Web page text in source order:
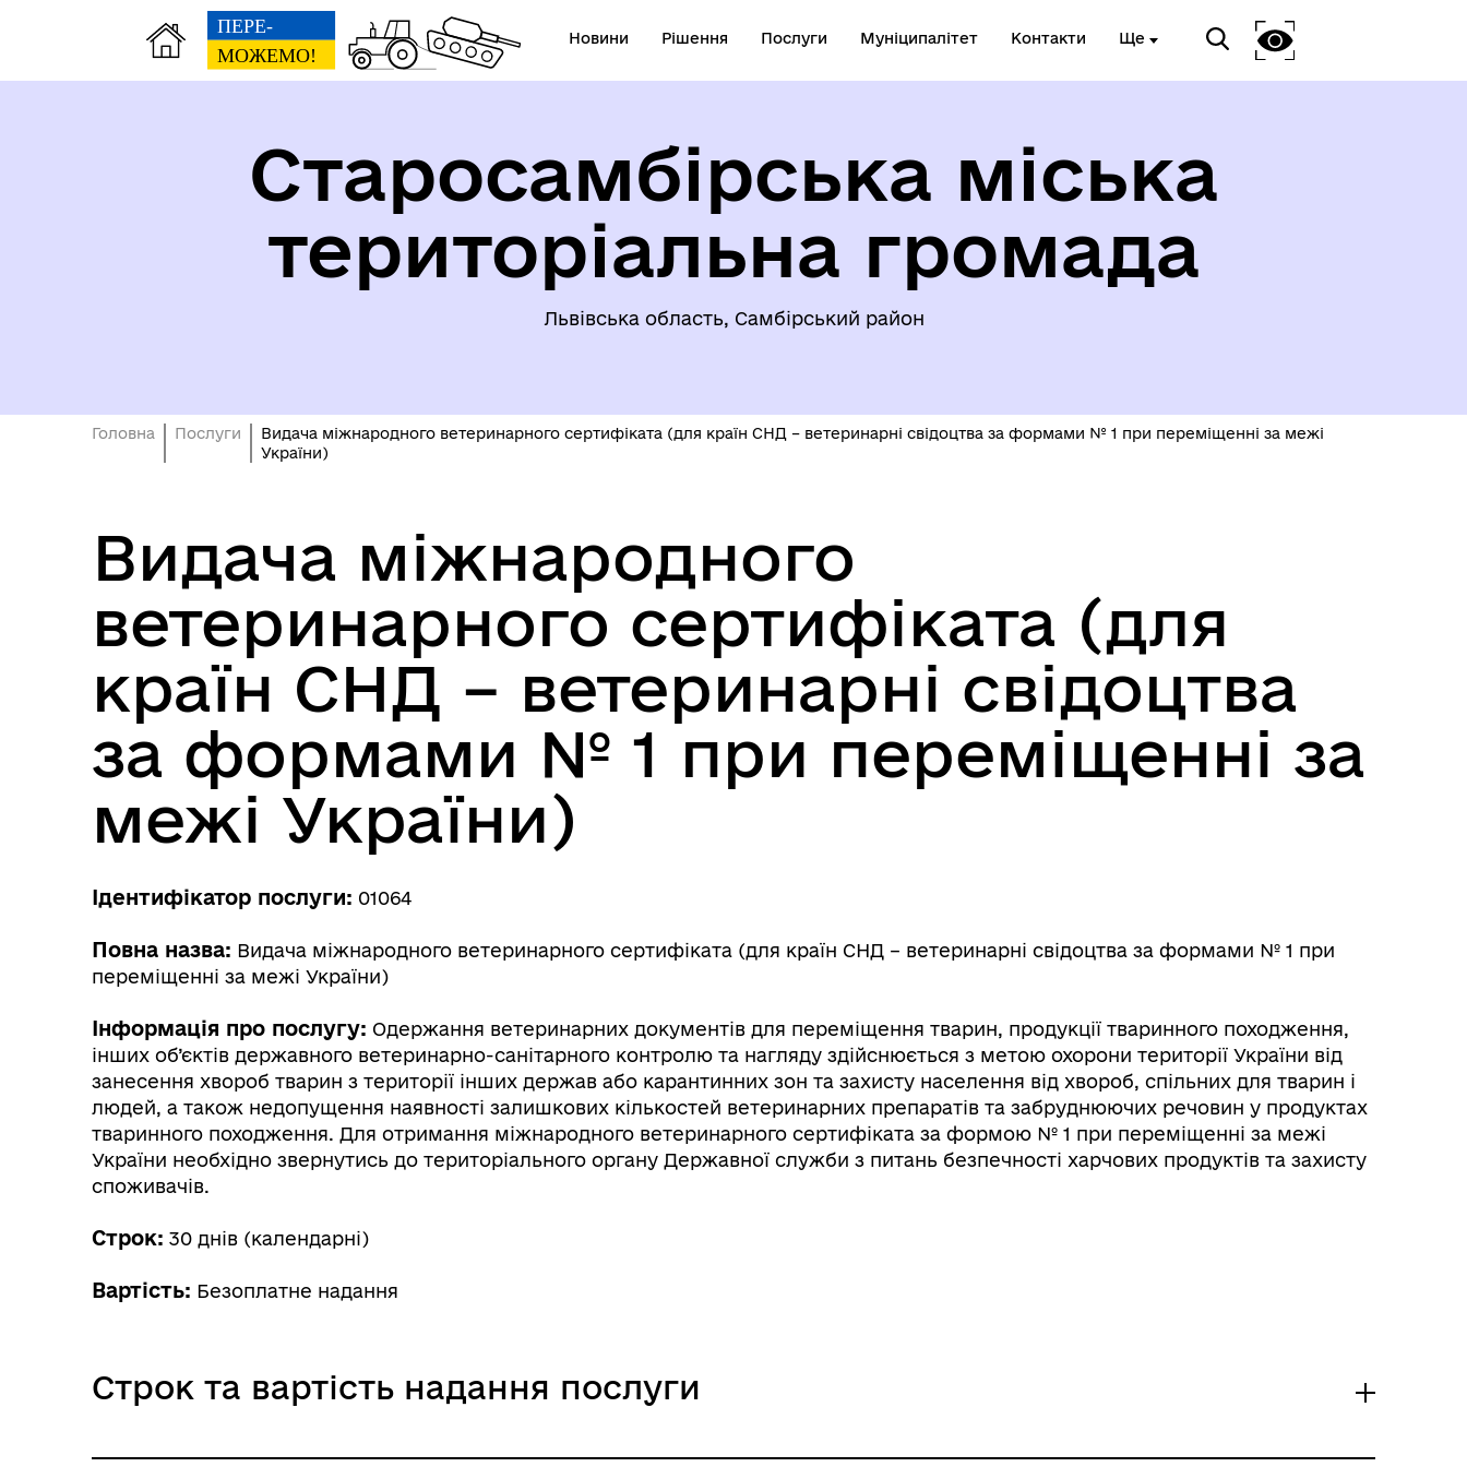
Новини Рішення Послуги Муніципалітет Контакти Ще
Безбар'єрність
Старосамбірська міська
територіальна громада
Львівська область, Самбірський район
Головна Послуги
Видача міжнародного ветеринарного сертифіката (для країн СНД – ветеринарні свідоцтва за формами № 1 при переміщенні за межі
України)
Видача міжнародного
ветеринарного сертифіката (для
країн СНД – ветеринарні свідоцтва
за формами № 1 при переміщенні за
межі України)
Ідентифікатор послуги: 01064
Повна назва: Видача міжнародного ветеринарного сертифіката (для країн СНД – ветеринарні свідоцтва за формами № 1 при
переміщенні за межі України)
Інформація про послугу: Одержання ветеринарних документів для переміщення тварин, продукції тваринного походження,
інших об’єктів державного ветеринарно-санітарного контролю та нагляду здійснюється з метою охорони території України від
занесення хвороб тварин з території інших держав або карантинних зон та захисту населення від хвороб, спільних для тварин і
людей, а також недопущення наявності залишкових кількостей ветеринарних препаратів та забруднюючих речовин у продуктах
тваринного походження. Для отримання міжнародного ветеринарного сертифіката за формою № 1 при переміщенні за межі
України необхідно звернутись до територіального органу Державної служби з питань безпечності харчових продуктів та захисту
споживачів.
Строк: 30 днів (календарні)
Вартість: Безоплатне надання
Строк та вартість надання послуги